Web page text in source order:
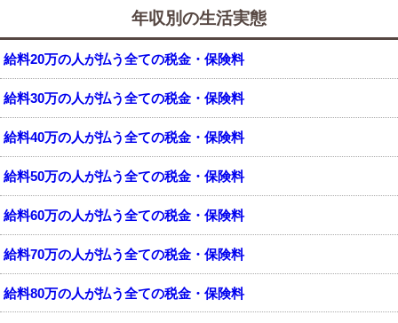
年収別の生活実態
給料20万の人が払う全ての税金・保険料
給料30万の人が払う全ての税金・保険料
給料40万の人が払う全ての税金・保険料
給料50万の人が払う全ての税金・保険料
給料60万の人が払う全ての税金・保険料
給料70万の人が払う全ての税金・保険料
給料80万の人が払う全ての税金・保険料